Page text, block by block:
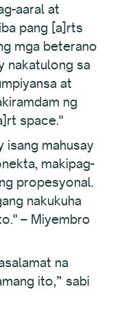
aaral at
pang [a]rts
mga beterano
nakatulong sa
at
ng
space."
isang mahusay
makipag-
propesyonal.
nakukuha
– Miyembro
na
ito,” sabi